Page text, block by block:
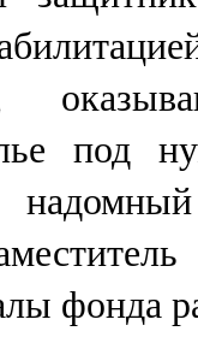
под
фонда